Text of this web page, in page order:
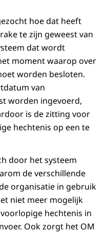
hoe dat heeft
te zijn geweest van
dat wordt
moment waarop over
worden besloten.
van
worden ingevoerd,
is de zitting voor
hechtenis op een te
door het systeem
de verschillende
organisatie in gebruik
niet meer mogelijk
hechtenis in
Ook zorgt het OM